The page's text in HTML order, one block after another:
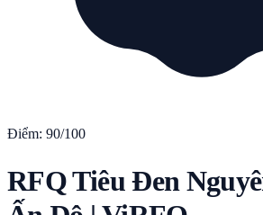
Điểm: 90/100
RFQ Tiêu Đen